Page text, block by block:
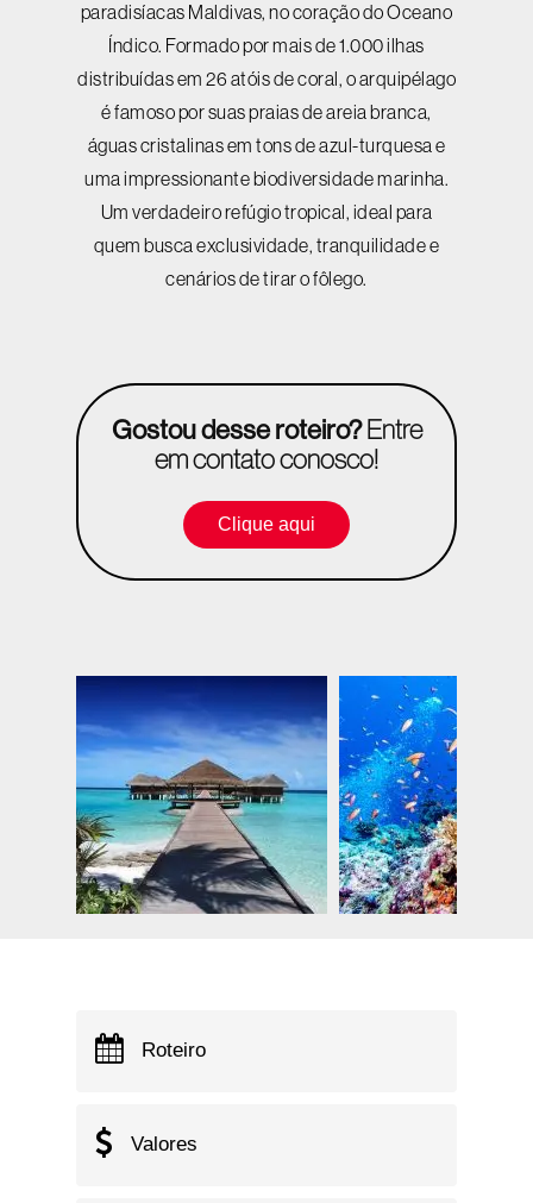
paradisíacas Maldivas, no coração do Oceano
Índico. Formado por mais de 1.000 ilhas
distribuídas em 26 atóis de coral, o arquipélago
é famoso por suas praias de areia branca,
águas cristalinas em tons de azul-turquesa e
uma impressionante biodiversidade marinha.
Um verdadeiro refúgio tropical, ideal para
quem busca exclusividade, tranquilidade e
cenários de tirar o fôlego.
Gostou desse roteiro?Entre
em contato conosco!
Clique aqui
Roteiro
Valores